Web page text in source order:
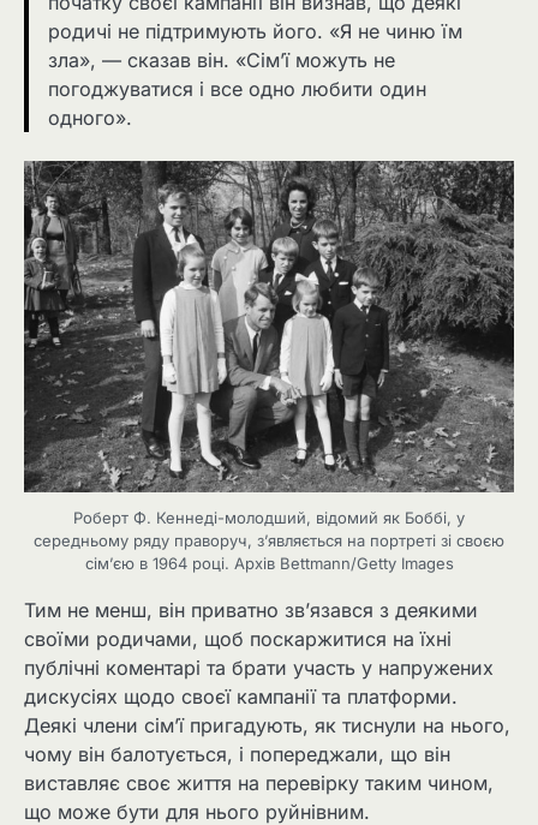
родичі не підтримують його. «Я не чиню їм
зла», — сказав він. «Сім’ї можуть не
погоджуватися і все одно любити один
одного».
Роберт Ф. Кеннеді-молодший, відомий як Боббі, у
середньому ряду праворуч, з’являється на портреті зі своєю
сім’єю в 1964 році. Архів Bettmann/Getty Images
Тим не менш, він приватно зв’язався з деякими
своїми родичами, щоб поскаржитися на їхні
публічні коментарі та брати участь у напружених
дискусіях щодо своєї кампанії та платформи.
Деякі члени сім’ї пригадують, як тиснули на нього,
чому він балотується, і попереджали, що він
виставляє своє життя на перевірку таким чином,
що може бути для нього руйнівним.